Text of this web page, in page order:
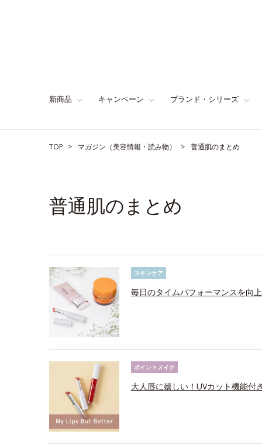
新商品 キャンペーン ブランド・シリーズ
TOP マガジン（美容情報・読み物） 普通肌のまとめ
普通肌のまとめ
スキンケア
毎日のタイムパフォーマンスを向
ポイントメイク
大人唇に嬉しい！UVカット機能付